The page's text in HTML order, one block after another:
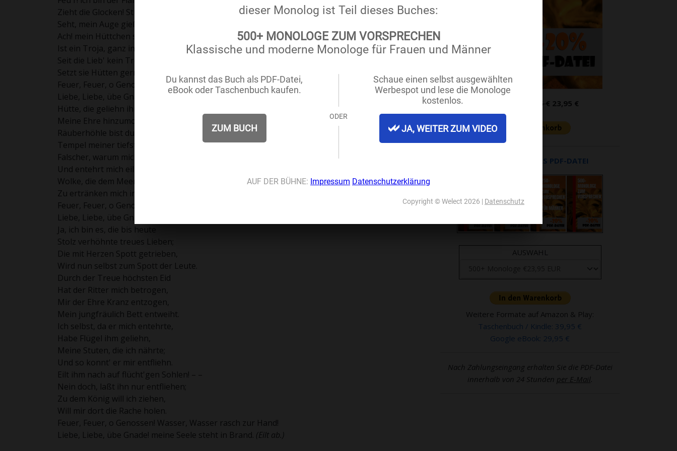
Zieht die Glocken! Sturmgeläute!
Seht, mein Auge gießt schon Fluten.
Ach! mein Hüttchen sinkt zusammen,
Ist ein Troja, ganz in Brand;
Seit die Lieb' kein Troja fand,
Setzt sie Hütten gern in Flammen.
Feuer, Feuer, o Genossen! Wasser, Wasser rasch zur Hand!
Liebe, Liebe, übe Gnade! meine Seele steht in Brand.
Hütte, die geliehn ihr Dach,
Meine Ehre hinzumorden,
Räuberhöhle bist du worden,
Tempel meiner tiefsten Schmach.
Falscher, warum mich besiegen,
Und entehrt mich eilig meiden?
Wolke, die dem Meer entstiegen,
Zu ertränken mich in Leiden!
Feuer, Feuer, o Genossen! Wasser, Wasser rasch zur Hand!
Liebe, Liebe, übe Gnade! meine Seele steht in Brand.
Ja, ich bin es, die bis heute
Stolz verhöhnte treues Lieben;
Die mit Herzen Spott getrieben,
Wird nun selbst zum Spott der Leute.
Durch der Treue höchsten Eid
Hat der Ritter mich betrogen,
Mir der Ehre Kranz entzogen,
Mein jungfräulich Bett entweiht.
Ich selbst, da er mich entehrte,
Habe Flügel ihm geliehn,
Meine Stuten, die ich nährte;
Und so konnt' er mir entfliehn.
Eilt ihm nach auf flücht'gen Sohlen! – –
Nein doch, laßt ihn nur entfliehen;
Zu dem König will ich ziehen,
Will mir dort die Rache holen.
Feuer, Feuer, o Genossen! Wasser, Wasser rasch zur Hand!
Liebe, Liebe, übe Gnade! meine Seele steht in Brand. (Eilt ab.)
29,95 € 23,95 €
UNSERE BÜCHER ALS PDF-DATEI
AUSWAHL
Weitere Formate auf Amazon & Play:
Taschenbuch / Kindle: 39,95 €
Google eBook: 29,95 €
Nach Zahlungseingang erhalten Sie die PDF-Datei
innerhalb von 24 Stunden per E-Mail.